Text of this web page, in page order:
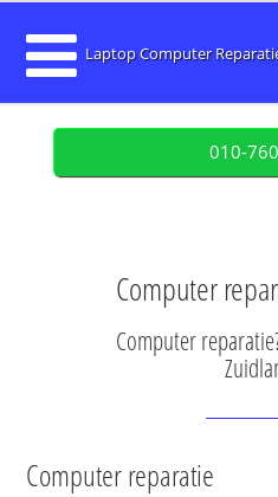
Laptop Computer
010-
Computer
Computer
Computer reparatie